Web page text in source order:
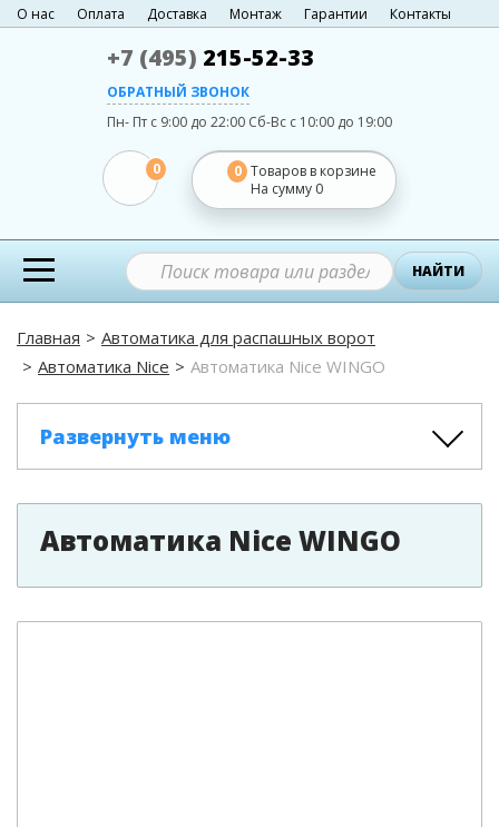
О нас Оплата Доставка Монтаж Гарантии Контакты
+7 (495) 215-52-33
ОБРАТНЫЙ ЗВОНОК
Пн- Пт с 9:00 до 22:00 Сб-Вс с 10:00 до 19:00
0 0 Товаров в корзине
На сумму 0
НАЙТИ
Главная
Автоматика для распашных ворот
Автоматика Nice
Автоматика Nice WINGO
Развернуть меню
Автоматика Nice WINGO